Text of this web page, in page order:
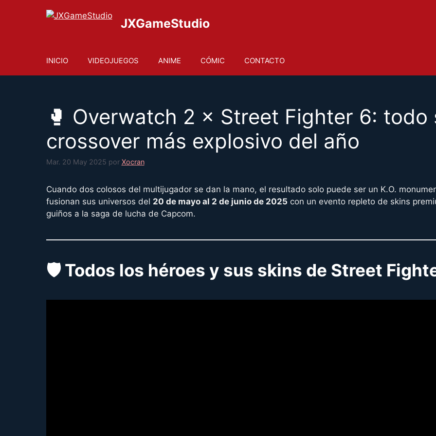
JXGameStudio
INICIO VIDEOJUEGOS ANIME CÓMIC CONTACTO
🥊 Overwatch 2 × Street Fighter 6: todo
crossover más explosivo del año
Mar. 20 May 2025 por Xocran
Cuando dos colosos del multijugador se dan la mano, el resultado solo puede ser un K.O.
fusionan sus universos del 20 de mayo al 2 de junio de 2025 con un evento repleto de skins
guiños a la saga de lucha de Capcom.
🛡️ Todos los héroes y sus skins de Street